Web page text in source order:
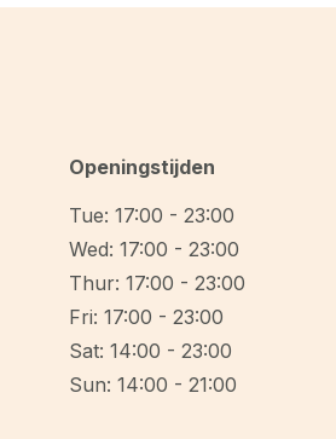
Openingstijden
Tue: 17:00 - 23:00
Wed: 17:00 - 23:00
Thur: 17:00 - 23:00
Fri: 17:00 - 23:00
Sat: 14:00 - 23:00
Sun: 14:00 - 21:00